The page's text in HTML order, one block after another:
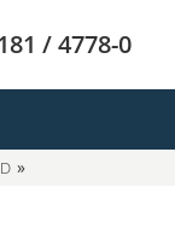
/ 4778-0